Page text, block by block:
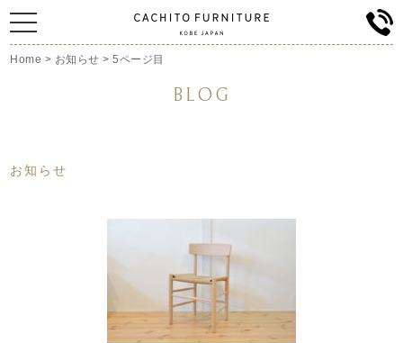
Home > お知らせ >5ページ目
BLOG
お知らせ